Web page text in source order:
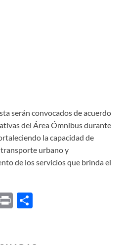
serán convocados de acuerdo
del Área Ómnibus durante
la capacidad de
urbano y
de los servicios que brinda el
P